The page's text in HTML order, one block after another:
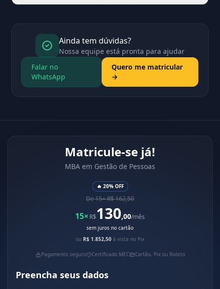
Ainda tem dúvidas?
Nossa equipe está pronta para ajudar
Falar no
WhatsApp
Quero me matricular
→
Matricule-se já!
MBA em Gestão de Pessoas
🔥 20% OFF
De 15× R$ 162,50
15× R$130,00/mês
sem juros no cartão
ou R$ 1.852,50 à vista no Pix
Pagamento seguro Certificado MEC Cartão, Pix ou Boleto
Preencha seus dados